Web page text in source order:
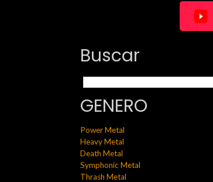
Buscar
GENERO
Power Metal
Heavy Metal
Death Metal
Symphonic Metal
Thrash Metal